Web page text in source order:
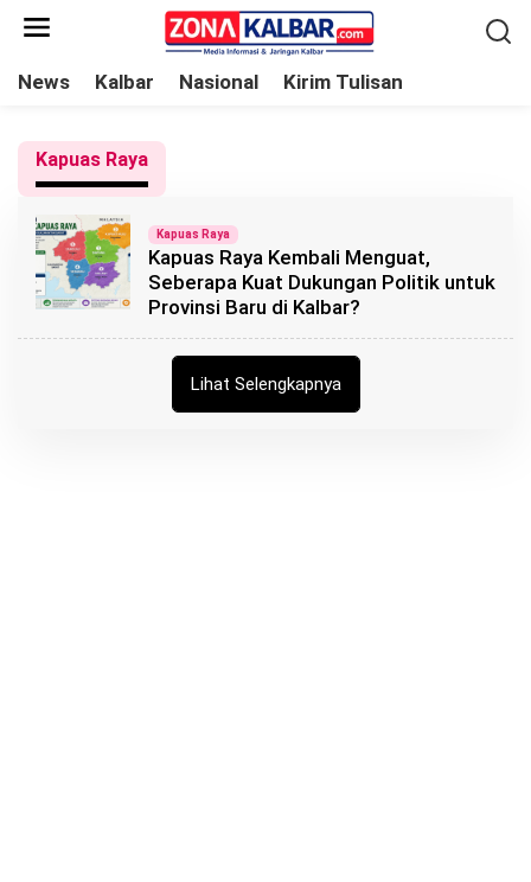
News Kalbar Nasional Kirim Tulisan
Kapuas Raya
Kapuas Raya
Kapuas Raya Kembali Menguat,
Seberapa Kuat Dukungan Politik untuk
Provinsi Baru di Kalbar?
Lihat Selengkapnya